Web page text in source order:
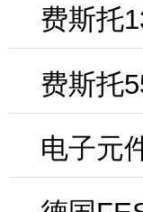
费斯托
费斯托
电子元